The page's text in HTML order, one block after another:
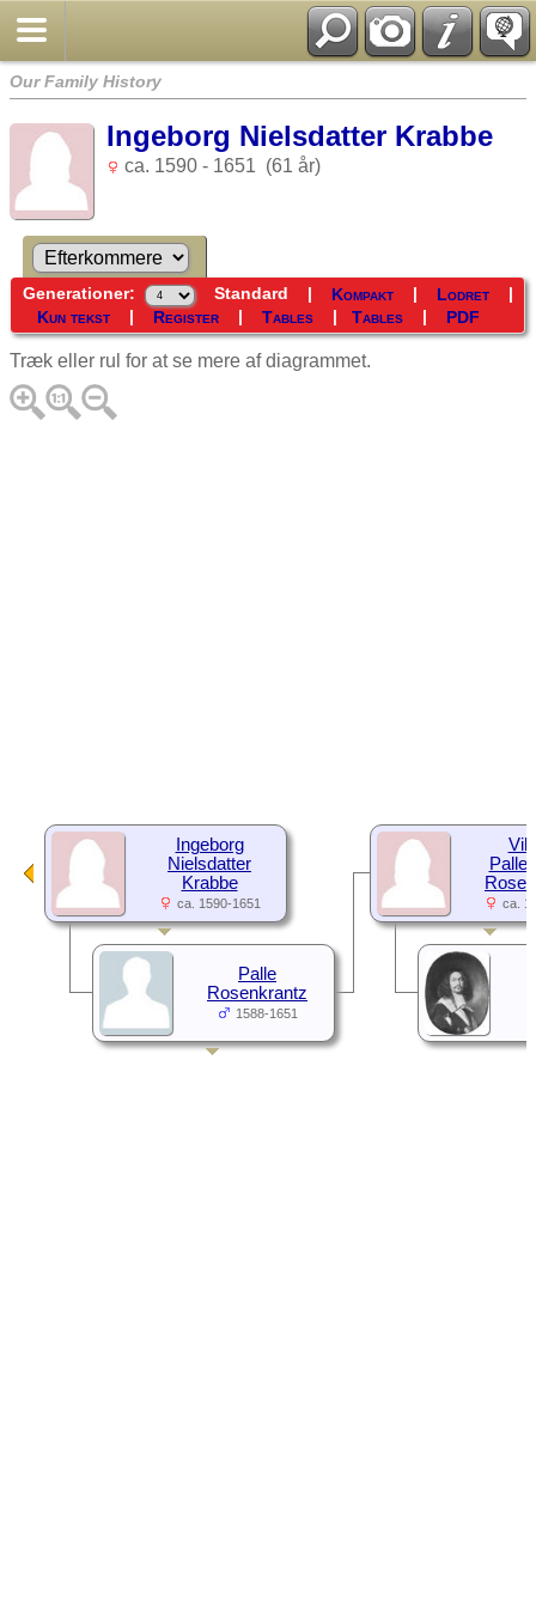
Our Family History
Ingeborg Nielsdatter Krabbe
ca. 1590 - 1651 (61 år)
Generationer: Standard | Kompakt| Lodret|
Kun tekst| Register| Tables| Tables| PDF
Træk eller rul for at se mere af diagrammet.
ca.
Ingeborg
Nielsdatter
Krabbe
ca. 1590-1651
Palle
Rosenkrantz
1588-1651